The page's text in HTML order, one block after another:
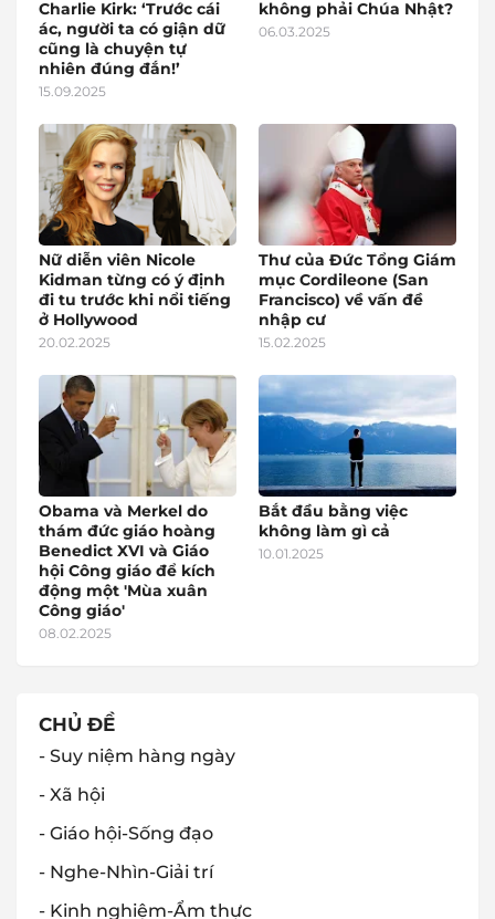
Charlie Kirk: ‘Trước cái
ác, người ta có giận dữ
cũng là chuyện tự
nhiên đúng đắn!’
15.09.2025
không phải Chúa Nhật?
06.03.2025
Nữ diễn viên Nicole
Kidman từng có ý định
đi tu trước khi nổi tiếng
ở Hollywood
20.02.2025
Thư của Đức Tổng Giám
mục Cordileone (San
Francisco) về vấn đề
nhập cư
15.02.2025
Obama và Merkel do
thám đức giáo hoàng
Benedict XVI và Giáo
hội Công giáo để kích
động một 'Mùa xuân
Công giáo'
08.02.2025
Bắt đầu bằng việc
không làm gì cả
10.01.2025
CHỦ ĐỀ
- Suy niệm hàng ngày
- Xã hội
- Giáo hội-Sống đạo
- Nghe-Nhìn-Giải trí
- Kinh nghiệm-Ẩm thực